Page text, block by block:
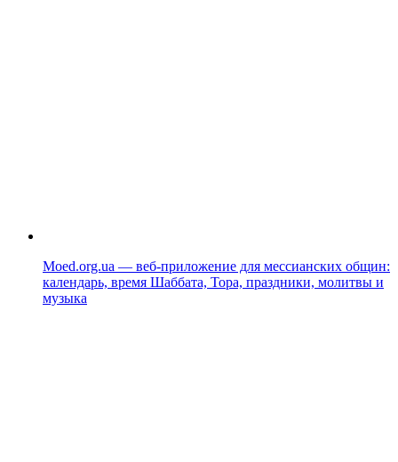
Moed.org.ua — веб-приложение для мессианских общин:
календарь, время Шаббата, Тора, праздники, молитвы и
музыка